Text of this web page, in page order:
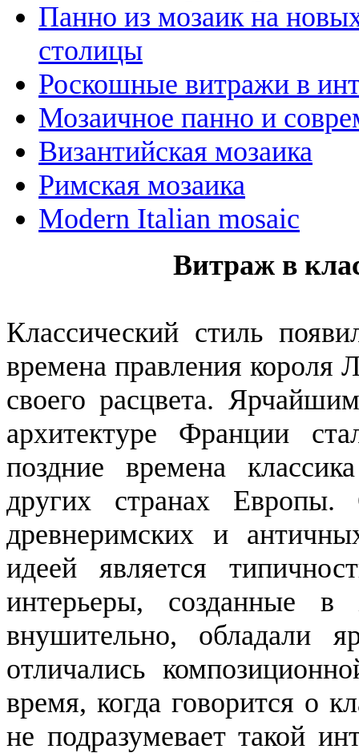
Панно из мозаик на
столицы
Роскошные витражи в
Мозаичное панно и
Византийская мозаика
Римская мозаика
Modern Italian mosaic
Витраж в
Классический стиль
времена правления короля
своего расцвета.
архитектуре Франции
поздние времена
других странах Европы.
древнеримских и
идеей является
интерьеры, созданные
внушительно, обладали
отличались
время, когда говорится о
не подразумевает такой